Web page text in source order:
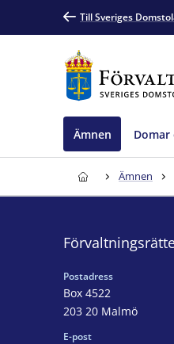
Till Sveriges
Ämnen Domar
Ämnen
Postadress
Box 4522
203 20 Malmö
E-post